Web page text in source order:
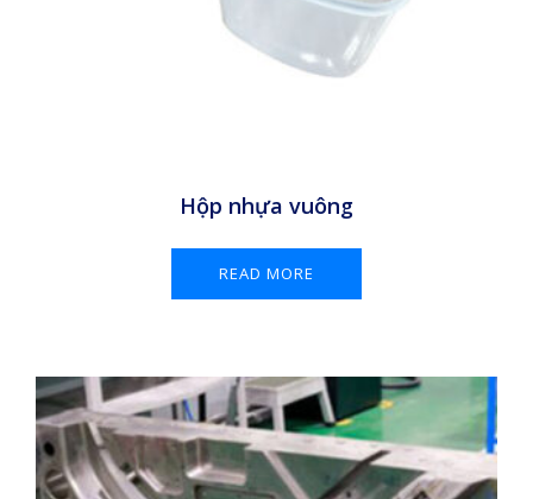
Hộp nhựa vuông
READ MORE